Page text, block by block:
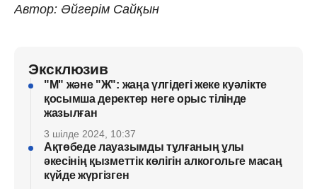
Автор: Әйгерім Сайқын
Эксклюзив
"М" және "Ж": жаңа үлгідегі жеке куәлікте
қосымша деректер неге орыс тілінде
жазылған
3 шілде 2024, 10:37
Ақтөбеде лауазымды тұлғаның ұлы
әкесінің қызметтік көлігін алкогольге масаң
күйде жүргізген